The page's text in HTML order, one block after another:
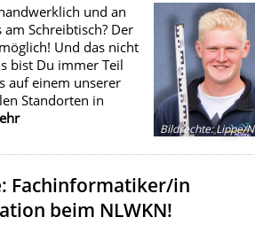
Bildrechte:Lippe/
und an
Schreibtisch? Der
Und das nicht
bist Du immer Teil
auf einem unserer
Standorten in
Fachinformatiker/in
beim NLWKN!